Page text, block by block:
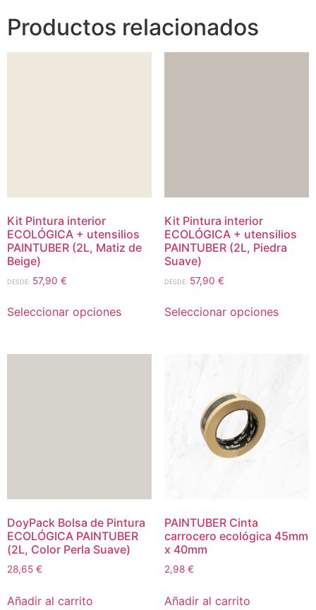
Productos relacionados
Kit Pintura interior
ECOLÓGICA + utensilios
PAINTUBER (2L, Matiz de
Beige)
DESDE: 57,90 €
Seleccionar opciones
Kit Pintura interior
ECOLÓGICA + utensilios
PAINTUBER (2L, Piedra
Suave)
DESDE: 57,90 €
Seleccionar opciones
DoyPack Bolsa de Pintura
ECOLÓGICA PAINTUBER
(2L, Color Perla Suave)
28,65 €
Añadir al carrito
PAINTUBER Cinta
carrocero ecológica 45mm
x 40mm
2,98 €
Añadir al carrito